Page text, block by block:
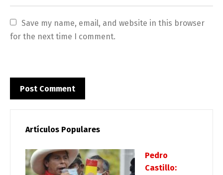
Save my name, email, and website in this browser
for the next time I comment.
Artículos Populares
Pedro
Castillo: